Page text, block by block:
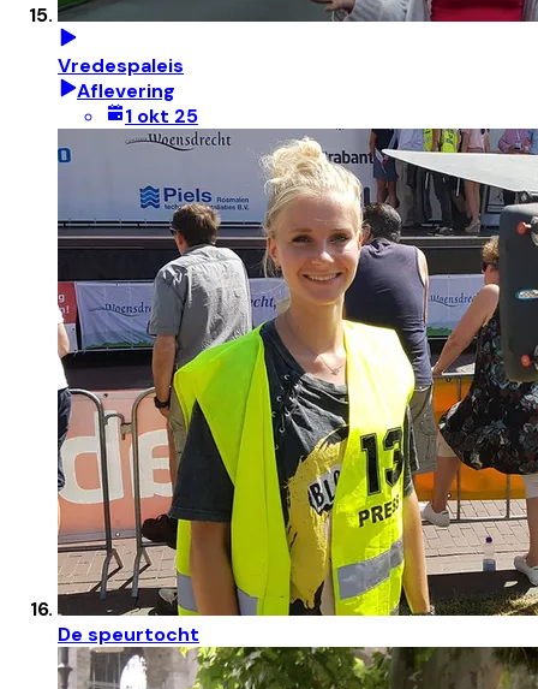
Vredespaleis
Aflevering
1 okt 25
De speurtocht